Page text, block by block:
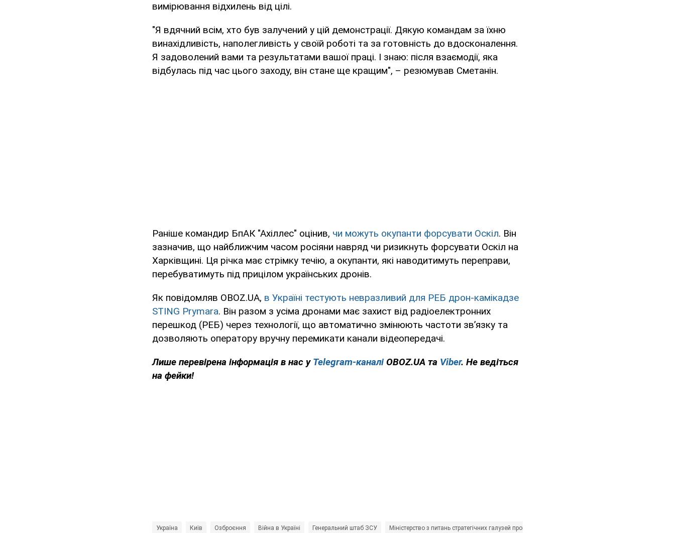
вимірювання відхилень від цілі.
"Я вдячний всім, хто був залучений у цій демонстрації. Дякую командам за їхню
винахідливість, наполегливість у своїй роботі та за готовність до вдосконалення.
Я задоволений вами та результатами вашої праці. І знаю: після взаємодії, яка
відбулась під час цього заходу, він стане ще кращим", – резюмував Сметанін.
Раніше командир БпАК "Ахіллес" оцінив, чи можуть окупанти форсувати Оскіл. Він
зазначив, що найближчим часом росіяни навряд чи ризикнуть форсувати Оскіл на
Харківщині. Ця річка має стрімку течію, а окупанти, які наводитимуть переправи,
перебуватимуть під прицілом українських дронів.
Як повідомляв OBOZ.UA, в Україні тестують невразливий для РЕБ дрон-камікадзе
STING Prymara. Він разом з усіма дронами має захист від радіоелектронних
перешкод (РЕБ) через технології, що автоматично змінюють частоти зв’язку та
дозволяють оператору вручну перемикати канали відеопередачі.
Лише перевірена інформація в нас у Telegram-каналі OBOZ.UA та Viber. Не ведіться
на фейки!
Україна Київ Озброєння Війна в Україні Генеральний штаб ЗСУ Міністерство з питань стратегічних галузей промисловості України